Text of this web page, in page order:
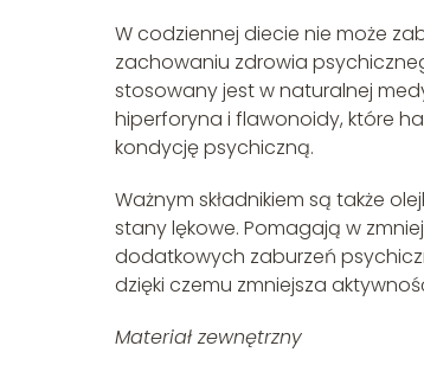
W codziennej diecie nie może
zachowaniu zdrowia
stosowany jest w naturalnej
hiperforyna i flawonoidy, które
kondycję psychiczną.
Ważnym składnikiem są także
stany lękowe. Pomagają w
dodatkowych zaburzeń
dzięki czemu zmniejsza
Materiał zewnętrzny